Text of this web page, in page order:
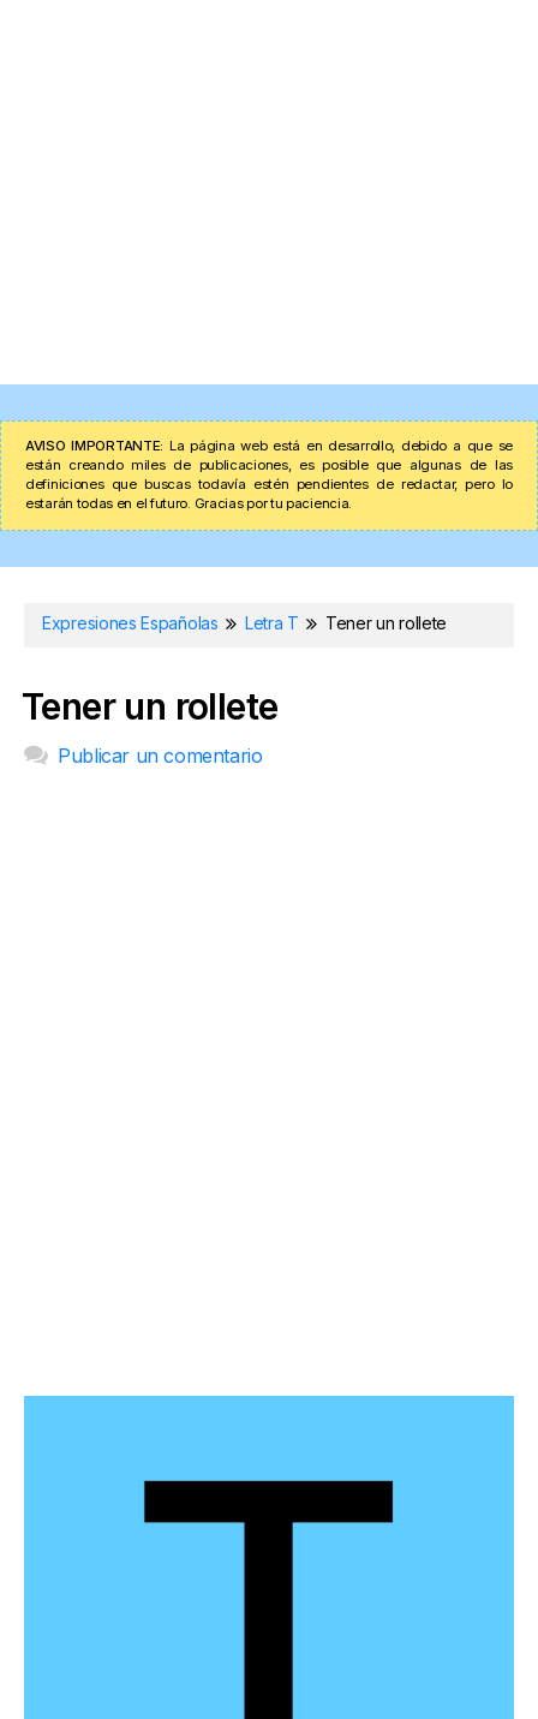
AVISO IMPORTANTE: La página web está en desarrollo, debido a que se
están creando miles de publicaciones, es posible que algunas de las
definiciones que buscas todavía estén pendientes de redactar, pero lo
estarán todas en el futuro. Gracias por tu paciencia.
Expresiones Españolas Letra T Tener un rollete
Tener un rollete
Publicar un comentario